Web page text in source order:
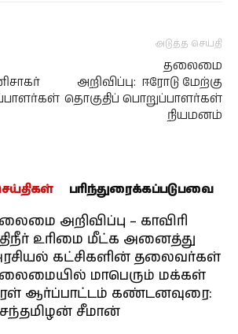
அடுத்த செய்தி
தலைமை
அறிவிப்பு: ஈரோடு மேற்கு
தொகுதிப் பொறுப்பாளர்கள்
நியமனம்
பரிந்துரைக்கப்படுபவை
அறிவிப்பு – காவிரி
உரிமை மீட்க அனைத்து
கட்சிகளின் தலைவர்கள்
மாபெரும் மக்கள்
ஆர்ப்பாட்டம் கண்டனவுரை:
சீமான்